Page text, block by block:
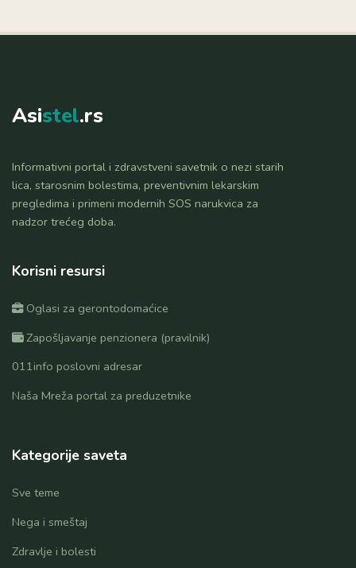
Asistel.rs
Informativni portal i zdravstveni savetnik o nezi starih
lica, starosnim bolestima, preventivnim lekarskim
pregledima i primeni modernih SOS narukvica za
nadzor trećeg doba.
Korisni resursi
Oglasi za gerontodomaćice
Zapošljavanje penzionera (pravilnik)
011info poslovni adresar
Naša Mreža portal za preduzetnike
Kategorije saveta
Sve teme
Nega i smeštaj
Zdravlje i bolesti